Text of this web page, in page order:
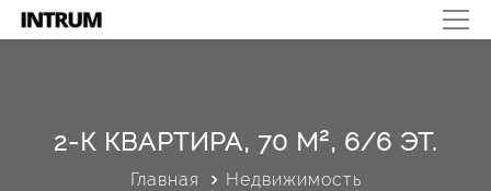
2-К КВАРТИРА, 70 М², 6/6 ЭТ.
Главная
Недвижимость